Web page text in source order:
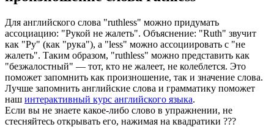
Для английского слова "ruthless" можно придумать
ассоциацию: "Рукой не жалеть". Объяснение: "Ruth" звучит
как "Ру" (как "рука"), а "less" можно ассоциировать с "не
жалеть". Таким образом, "ruthless" можно представить как
"безжалостный" — тот, кто не жалеет, не колеблется. Это
поможет запомнить как произношение, так и значение слова.
Лучше запомнить английские слова и грамматику поможет
наш интерактивный курс английского языка.
Если вы не знаете какое-либо слово в упражнении, не
стесняйтесь открывать его, нажимая на квадратики ???